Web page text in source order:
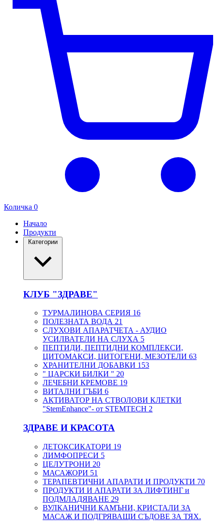
Количка 0
Начало
Продукти
Категории
КЛУБ "ЗДРАВЕ"
ТУРМАЛИНОВА СЕРИЯ 16
ПОЛЕЗНАТА ВОДА 21
СЛУХОВИ АПАРАТЧЕТА - АУДИО
УСИЛВАТЕЛИ НА СЛУХА 5
ПЕПТИДИ, ПЕПТИДНИ КОМПЛЕКСИ,
ЦИТОМАКСИ, ЦИТОГЕНИ, МЕЗОТЕЛИ 63
ХРАНИТЕЛНИ ДОБАВКИ 153
" ЦАРСКИ БИЛКИ " 20
ЛЕЧЕБНИ КРЕМОВЕ 19
ВИТАЛНИ ГЪБИ 6
АКТИВАТОР НА СТВОЛОВИ КЛЕТКИ
"StemEnhance"- от STEMTECH 2
ЗДРАВЕ И КРАСОТА
ДЕТОКСИКАТОРИ 19
ЛИМФОПРЕСИ 5
ЦЕЛУТРОНИ 20
МАСАЖОРИ 51
ТЕРАПЕВТИЧНИ АПАРАТИ И ПРОДУКТИ 70
ПРОДУКТИ И АПАРАТИ ЗА ЛИФТИНГ и
ПОДМЛАДЯВАНЕ 29
ВУЛКАНИЧНИ КАМЪНИ, КРИСТАЛИ ЗА
МАСАЖ И ПОДГРЯВАЩИ СЪДОВЕ ЗА ТЯХ.